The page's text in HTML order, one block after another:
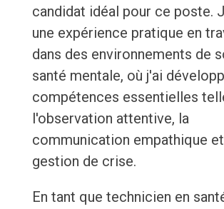
candidat idéal pour ce poste.
une expérience pratique en
dans des environnements de
santé mentale, où j'ai
compétences essentielles
l'observation attentive, la
communication empathique
gestion de crise.
En tant que technicien en